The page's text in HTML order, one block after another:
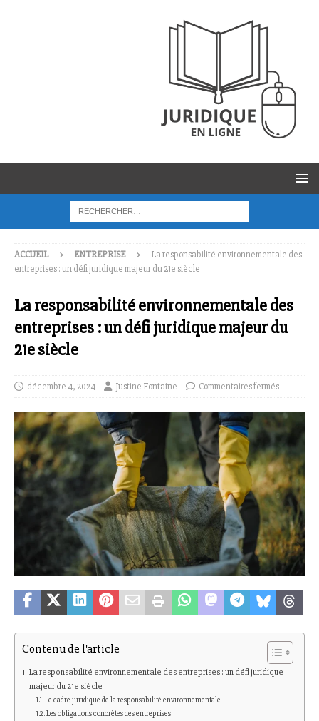
ACCUEIL ENTREPRISE
La responsabilité environnementale des
entreprises : un défi juridique majeur du 21e siècle
La responsabilité environnementale des
entreprises : un défi juridique majeur du
21e siècle
décembre 4, 2024 Justine Fontaine Commentaires fermés
Contenu de l'article
La responsabilité environnementale des entreprises : un défi juridique
majeur du 21e siècle
Le cadre juridique de la responsabilité environnementale
Les obligations concrètes des entreprises